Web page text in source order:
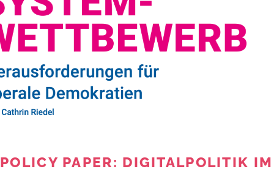
POLICY PAPER: DIGITALPOLITIK IM